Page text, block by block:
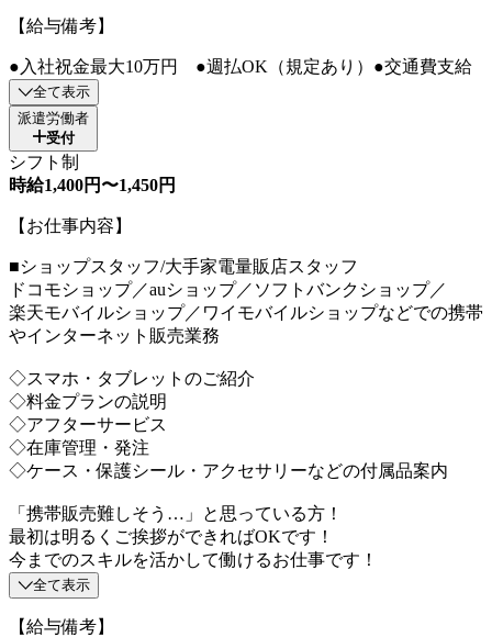
【給与備考】
●入社祝金最大10万円 ●週払OK（規定あり）●交通費支給
全て表示
派遣労働者
受付
シフト制
時給1,400円〜1,450円
【お仕事内容】
■ショップスタッフ/大手家電量販店スタッフ
ドコモショップ／auショップ／ソフトバンクショップ／
楽天モバイルショップ／ワイモバイルショップなどでの携帯
やインターネット販売業務
◇スマホ・タブレットのご紹介
◇料金プランの説明
◇アフターサービス
◇在庫管理・発注
◇ケース・保護シール・アクセサリーなどの付属品案内
「携帯販売難しそう…」と思っている方！
最初は明るくご挨拶ができればOKです！
今までのスキルを活かして働けるお仕事です！
全て表示
【給与備考】